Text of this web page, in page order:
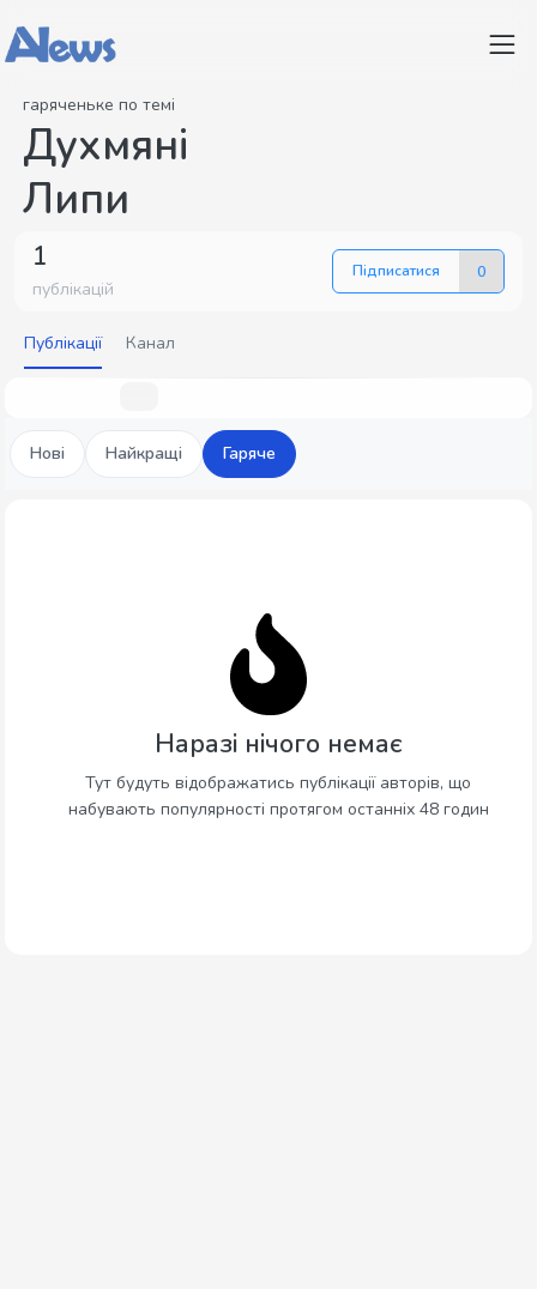
гаряченьке по темі
Духмяні
Липи
1
публікацій
Підписатися 0
Публікації Канал
Нові Найкращі Гаряче
Наразі нічого немає
Тут будуть відображатись публікації авторів, що
набувають популярності протягом останніх 48 годин